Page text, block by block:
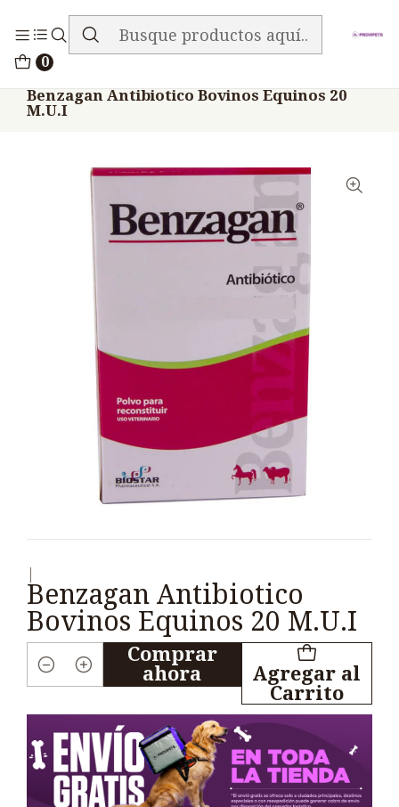
0
ENVIO GRATIS EN TODA LA TIENDA
Inicio
Benzagan Antibiotico Bovinos Equinos 20
M.U.I
Benzagan Antibiotico
Bovinos Equinos 20 M.U.I
Cantidad
Agregar al
Carrito
Comprar
ahora